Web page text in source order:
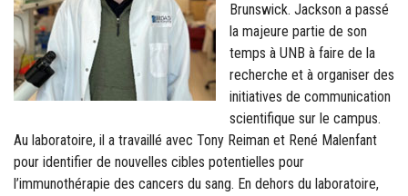
Brunswick. Jackson a passé
la majeure partie de son
temps à UNB à faire de la
recherche et à organiser des
initiatives de communication
scientifique sur le campus.
Au laboratoire, il a travaillé avec Tony Reiman et René Malenfant
pour identifier de nouvelles cibles potentielles pour
l’immunothérapie des cancers du sang. En dehors du laboratoire,